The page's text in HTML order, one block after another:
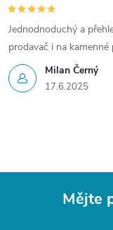
s
u
Milan Černý
17.6.2025
Jednodnoduchý a
prodavač i na kamenné
Mějte